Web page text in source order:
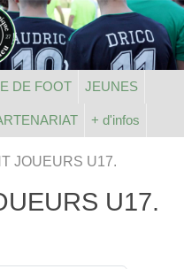
DE FOOT JEUNES
+ d'infos
JOUEURS U17.
U17.